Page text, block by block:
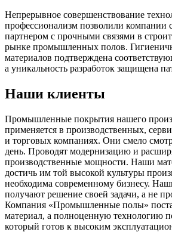
Непрерывное совершенствование
профессионализм позволили компании
партнером с прочными связями в
рынке промышленных полов.
материалов подтверждена
а уникальность разработок защищена
Наши клиенты
Промышленные покрытия нашего
применяется в производственных,
и торговых компаниях. Они смело
день. Проводят модернизацию и
производственные мощности. Наши
достичь им той высокой культуры
необходима современному бизнесу.
получают решение своей задачи, а не
Компания «Промышленные полы»
материал, а полноценную технологию
который готов к высоким